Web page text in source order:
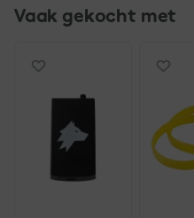
Vaak gekocht met